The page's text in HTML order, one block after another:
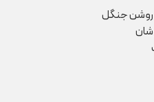
روشن جنگل